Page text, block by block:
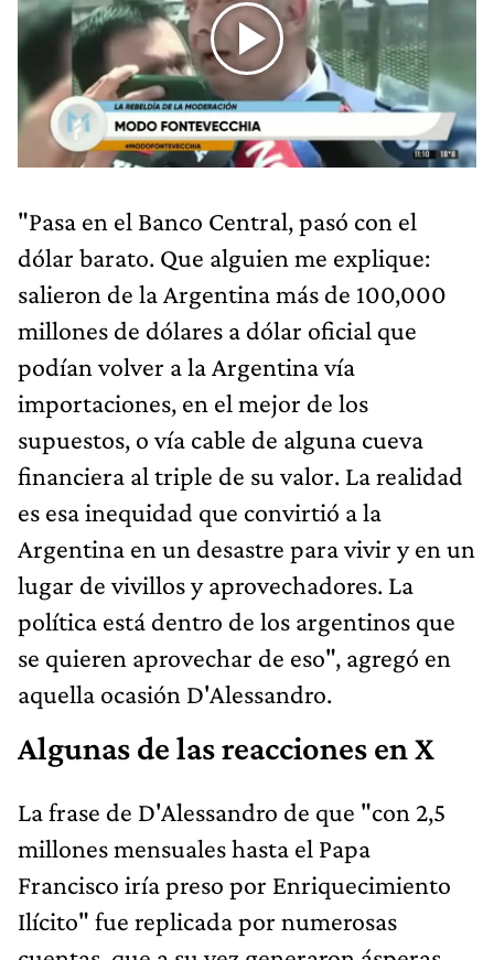
"Pasa en el Banco Central, pasó con el
dólar barato. Que alguien me explique:
salieron de la Argentina más de 100,000
millones de dólares a dólar oficial que
podían volver a la Argentina vía
importaciones, en el mejor de los
supuestos, o vía cable de alguna cueva
financiera al triple de su valor. La realidad
es esa inequidad que convirtió a la
Argentina en un desastre para vivir y en un
lugar de vivillos y aprovechadores. La
política está dentro de los argentinos que
se quieren aprovechar de eso", agregó en
aquella ocasión D'Alessandro.
Algunas de las reacciones en X
La frase de D'Alessandro de que "con 2,5
millones mensuales hasta el Papa
Francisco iría preso por Enriquecimiento
Ilícito" fue replicada por numerosas